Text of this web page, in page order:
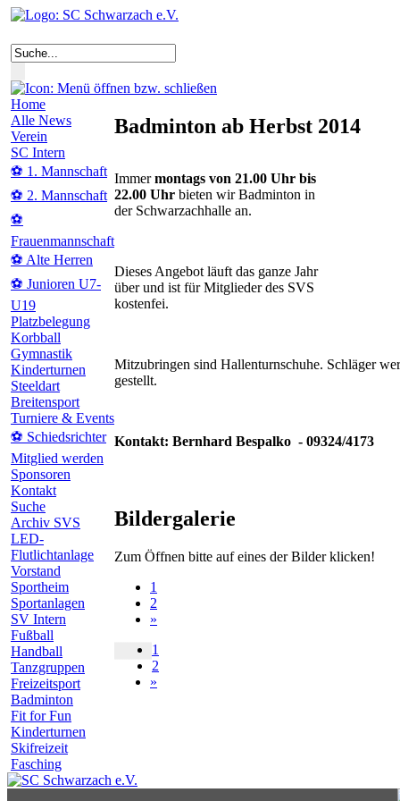
Home
Alle News
Verein
SC Intern
⚽ 1. Mannschaft
⚽ 2. Mannschaft
⚽
Frauenmannschaft
⚽ Alte Herren
⚽ Junioren U7-
U19
Platzbelegung
Korbball
Gymnastik
Kinderturnen
Steeldart
Breitensport
Turniere & Events
⚽ Schiedsrichter
Mitglied werden
Sponsoren
Kontakt
Suche
Archiv SVS
LED-
Flutlichtanlage
Vorstand
Sportheim
Sportanlagen
SV Intern
Fußball
Handball
Tanzgruppen
Freizeitsport
Badminton
Fit for Fun
Kinderturnen
Skifreizeit
Fasching
Badminton ab Herbst 2014
Immermontags von 21.00 Uhr bis
22.00 Uhr bieten wir Badminton in
der Schwarzachhalle an.
Dieses Angebot läuft das ganze Jahr
über und ist für Mitglieder des SVS
kostenfei.
Mitzubringen sind Hallenturnschuhe. Schläger
gestellt.
Kontakt: Bernhard Bespalko - 09324/4173
Bildergalerie
Zum Öffnen bitte auf eines der Bilder klicken!
1
2
»
1
2
»